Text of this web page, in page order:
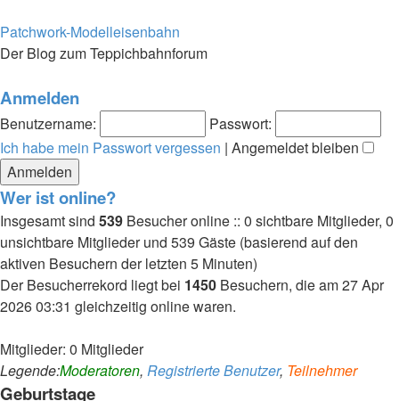
Patchwork-Modelleisenbahn
Der Blog zum Teppichbahnforum
Anmelden
Benutzername:
Passwort:
Ich habe mein Passwort vergessen | Angemeldet bleiben
Wer ist online?
Insgesamt sind 539 Besucher online :: 0 sichtbare Mitglieder, 0
unsichtbare Mitglieder und 539 Gäste (basierend auf den
aktiven Besuchern der letzten 5 Minuten)
Der Besucherrekord liegt bei 1450 Besuchern, die am 27 Apr
2026 03:31 gleichzeitig online waren.
Mitglieder: 0 Mitglieder
Legende:Moderatoren, Registrierte Benutzer, Teilnehmer
Geburtstage